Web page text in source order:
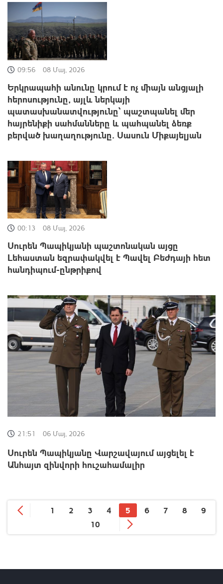
09:56 08 Մայ, 2026
Երկրապահի անունը կրում է ոչ միայն անցյալի
հերոսությունը, այլև ներկայի
պատասխանատվությունը՝ պաշտպանել մեր
հայրենիքի սահմանները և պահպանել ձեռք
բերված խաղաղությունը․ Սասուն Միքայելյան
00:13 08 Մայ, 2026
Սուրեն Պապիկյանի պաշտոնական այցը
Լեհաստան եզրափակվել է Պավել Բեժդայի հետ
հանդիպում-ընթրիքով
21:51 06 Մայ, 2026
Սուրեն Պապիկյանը Վարշավայում այցելել է
Անհայտ զինվորի հուշահամալիր
1 2 3 4 5 6 7 8
9
10